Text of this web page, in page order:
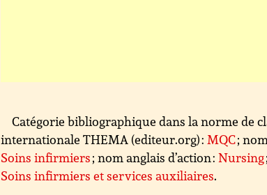
Catégorie bibliographique dans la norme de
internationale THEMA (editeur.org) :MQC;
Soins infirmiers; nom anglais d’action :Nursing
Soins infirmiers et services auxiliaires.